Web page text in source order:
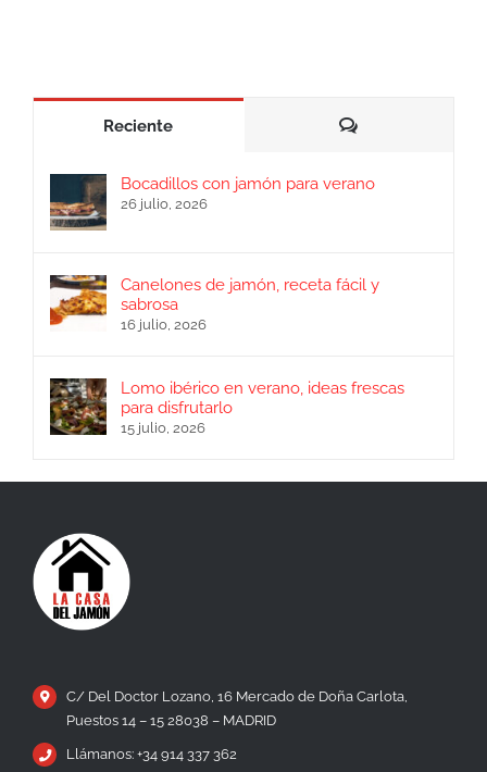
Reciente Comentarios
Bocadillos con jamón para verano
26 julio, 2026
Canelones de jamón, receta fácil y
sabrosa
16 julio, 2026
Lomo ibérico en verano, ideas frescas
para disfrutarlo
15 julio, 2026
C/ Del Doctor Lozano, 16 Mercado de Doña Carlota,
Puestos 14 – 15 28038 – MADRID
Llámanos: +34 914 337 362